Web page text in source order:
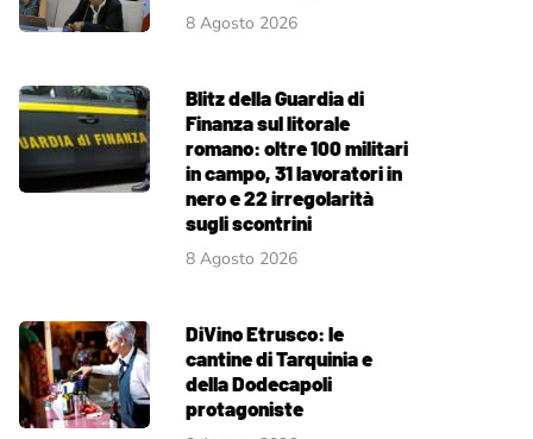
8 Agosto 2026
Blitz della Guardia di
Finanza sul litorale
romano: oltre 100 militari
in campo, 31 lavoratori in
nero e 22 irregolarità
sugli scontrini
8 Agosto 2026
DiVino Etrusco: le
cantine di Tarquinia e
della Dodecapoli
protagoniste